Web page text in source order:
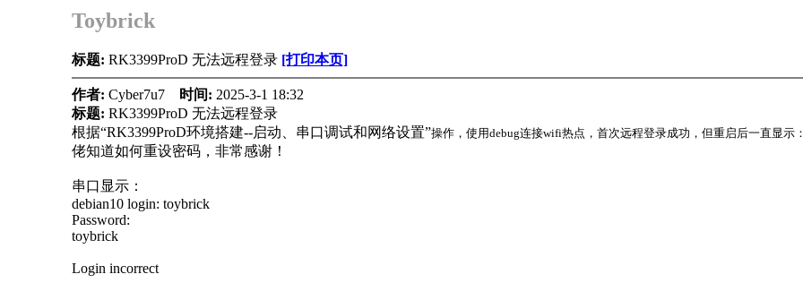
Toybrick
标题: RK3399ProD 无法远程登录 [打印本页]
作者: Cyber7u7 时间: 2025-3-1 18:32
标题: RK3399ProD 无法远程登录
根据“RK3399ProD环境搭建--启动、串口调试和网络设置”操作，使用debug连接wifi热点，首次远程登录成功，但重启后一直显示：
佬知道如何重设密码，非常感谢！
串口显示：
debian10 login: toybrick
Password:
toybrick
Login incorrect